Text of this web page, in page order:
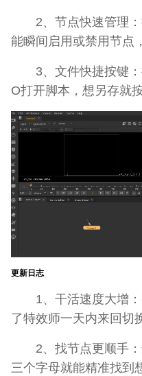
2、节点快速管理：
能瞬间启用或禁用节点
3、文件快捷按键：
O打开脚本，想另存就
更新日志
1、干活速度大增：
了特效师一天内来回切
2、找节点更顺手：
三个字母就能精准找到